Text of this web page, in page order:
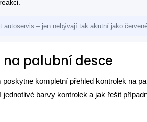
reakci.
– jen nebývají tak akutní jako
na palubní desce
poskytne kompletní přehled kontrolek na
barvy kontrolek a jak řešit